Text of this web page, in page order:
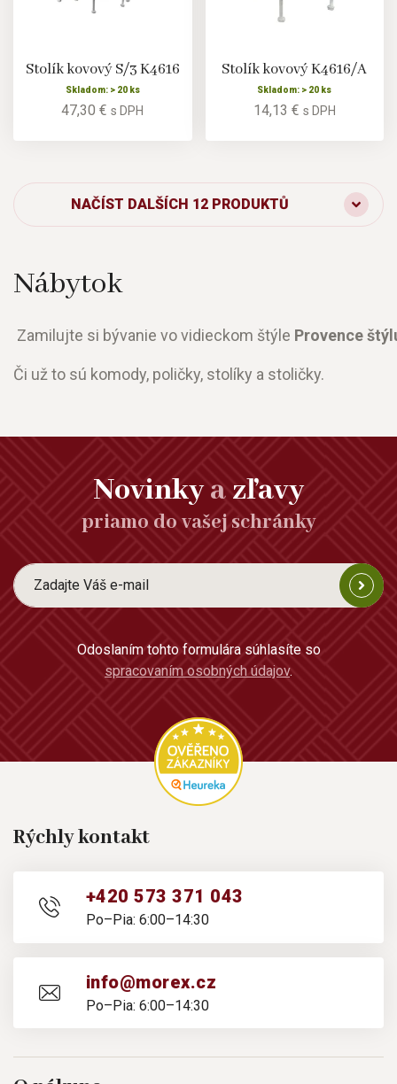
Stolík kovový S/3 K4616
Skladom: > 20 ks
47,30 €s DPH
Stolík kovový K4616/A
Skladom: > 20 ks
14,13 € s DPH
NAČÍST DALŠÍCH 12 PRODUKTŮ
Nábytok
Zamilujte si bývanie vo vidieckom štýle Provence
Či už to sú komody, poličky, stolíky a stoličky.
Novinkyazľavy
priamo do vašej schránky
Odoslaním tohto formulára súhlasíte so
spracovaním osobných údajov.
Rýchly kontakt
+420 573 371 043
Po–Pia: 6:00–14:30
info@morex.cz
Po–Pia: 6:00–14:30